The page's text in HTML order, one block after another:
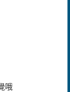
哦